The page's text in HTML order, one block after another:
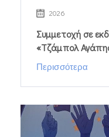
2026
Συμμετοχή σε
«Τζάμπολ
Περισσότερα